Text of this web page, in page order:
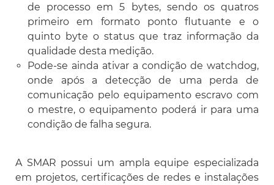
de processo em 5 bytes, sendo os quatros
primeiro em formato ponto flutuante e o
quinto byte o status que traz informação da
qualidade desta medição.
Pode-se ainda ativar a condição de watchdog,
onde após a detecção de uma perda de
comunicação pelo equipamento escravo com
o mestre, o equipamento poderá ir para uma
condição de falha segura.
A SMAR possui um ampla equipe especializada
em projetos, certificações de redes e instalações